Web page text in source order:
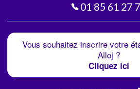
01 85 61 27
Vous souhaitez inscrire votre
Alloj ?
Cliquez ici